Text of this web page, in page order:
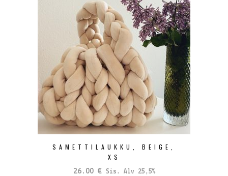
SAMETTILAUKKU, BEIGE,
XS
26.00 € Sis. Alv 25,5%